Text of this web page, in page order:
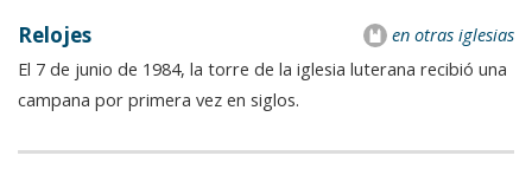
en otras iglesias
Relojes
El 7 de junio de 1984, la torre de la iglesia luterana recibió una
campana por primera vez en siglos.